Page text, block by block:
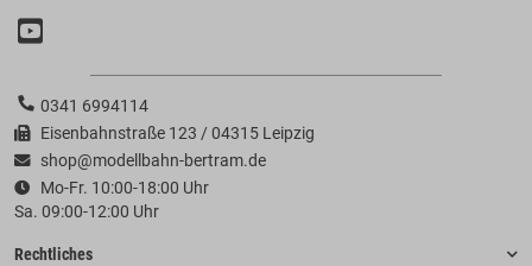
0341 6994114
Eisenbahnstraße 123 / 04315 Leipzig
shop@modellbahn-bertram.de
Mo-Fr. 10:00-18:00 Uhr
Sa. 09:00-12:00 Uhr
Rechtliches